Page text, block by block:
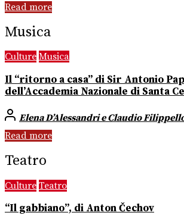
Read more
Musica
Culture Musica
Il “ritorno a casa” di Sir Antonio
dell’Accademia Nazionale di Santa
Elena D’Alessandri e Claudio
Read more
Teatro
Culture Teatro
“Il gabbiano”, di Anton Čechov